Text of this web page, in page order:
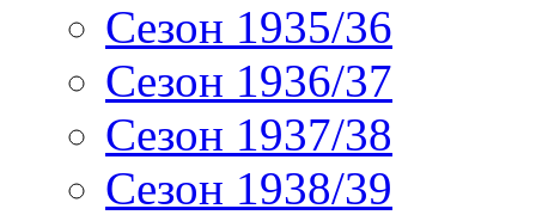
Сезон 1935/36
Сезон 1936/37
Сезон 1937/38
Сезон 1938/39